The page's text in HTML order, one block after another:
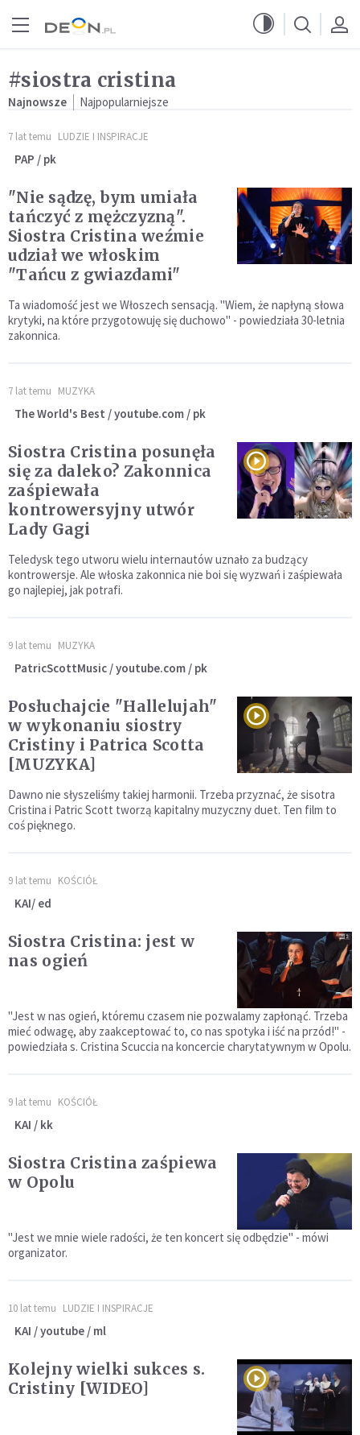
#siostra cristina
Najnowsze Najpopularniejsze
7 lat temu LUDZIE I INSPIRACJE
PAP / pk
"Nie sądzę, bym umiała
tańczyć z mężczyzną".
Siostra Cristina weźmie
udział we włoskim
"Tańcu z gwiazdami"
Ta wiadomość jest we Włoszech sensacją. "Wiem, że napłyną słowa
krytyki, na które przygotowuję się duchowo" - powiedziała 30-letnia
zakonnica.
7 lat temu MUZYKA
The World's Best / youtube.com / pk
Siostra Cristina posunęła
się za daleko? Zakonnica
zaśpiewała
kontrowersyjny utwór
Lady Gagi
Teledysk tego utworu wielu internautów uznało za budzący
kontrowersje. Ale włoska zakonnica nie boi się wyzwań i zaśpiewała
go najlepiej, jak potrafi.
9 lat temu MUZYKA
PatricScottMusic / youtube.com / pk
Posłuchajcie "Hallelujah"
w wykonaniu siostry
Cristiny i Patrica Scotta
[MUZYKA]
Dawno nie słyszeliśmy takiej harmonii. Trzeba przyznać, że sisotra
Cristina i Patric Scott tworzą kapitalny muzyczny duet. Ten film to
coś pięknego.
9 lat temu KOŚCIÓŁ
KAI/ ed
Siostra Cristina: jest w
nas ogień
"Jest w nas ogień, któremu czasem nie pozwalamy zapłonąć. Trzeba
mieć odwagę, aby zaakceptować to, co nas spotyka i iść na przód!" -
powiedziała s. Cristina Scuccia na koncercie charytatywnym w Opolu.
9 lat temu KOŚCIÓŁ
KAI / kk
Siostra Cristina zaśpiewa
w Opolu
"Jest we mnie wiele radości, że ten koncert się odbędzie" - mówi
organizator.
10 lat temu LUDZIE I INSPIRACJE
KAI / youtube / ml
Kolejny wielki sukces s.
Cristiny [WIDEO]